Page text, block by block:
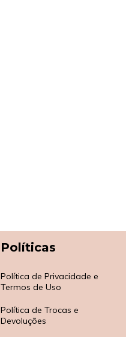
Políticas
Política de Privacidade e
Termos de Uso
Política de Trocas e
Devoluções